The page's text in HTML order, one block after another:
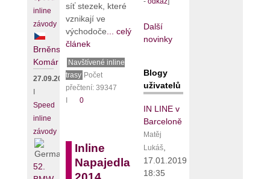
inline
závody
Brněnský
Komár
27.09.2026
Speed
inline
závody
52.
síť stezek, které
vznikají ve
východoče ... celý
článek
Navštívené inline
trasy Počet
přečtení: 39347
0
Inline
Napajedla
Další
novinky
Blogy
uživatelů
IN LINE v
Barceloně
Matěj
Lukáš,
17.01.2019
18:35